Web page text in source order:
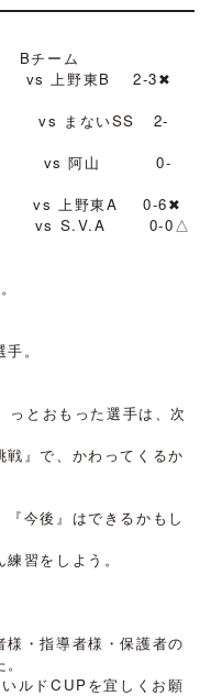
ム
野東B 2-3✖
vs まないSS 2-
vs 阿山 0-
上野東A 0-6✖
S.V.A 0-0△
。
とおもった選手は、次
』で、かわってくるか
『今後』はできるかもし
習をしよう。
・指導者様・保護者の
ルドCUPを宜しくお願